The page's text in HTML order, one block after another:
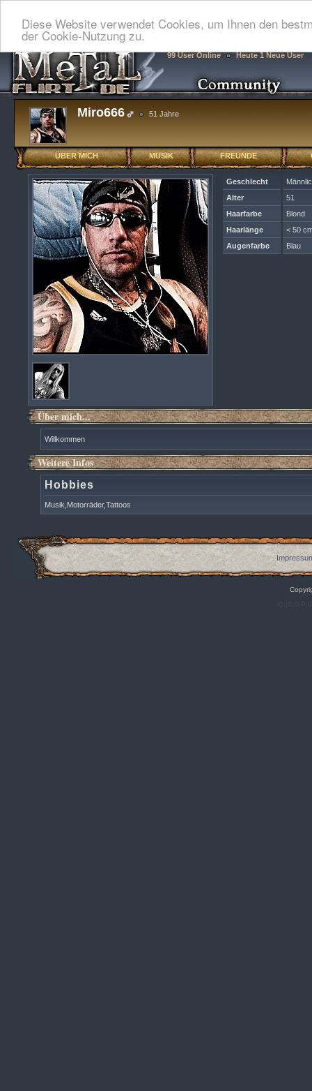
Diese Website verwendet Cookies, um Ihnen den
der Cookie-Nutzung zu.
99 User Online Heute 1 Neue User
Miro666 51 Jahre
ÜBER MICH MUSIK FREUNDE
Geschlecht
Alter
51
Haarfarbe
Blond
Haarlänge
< 50
Augenfarbe
Blau
Über mich...
Willkommen
Weitere Infos
Hobbies
Musik,Motorräder,Tattoos